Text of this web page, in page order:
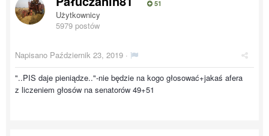
51
Użytkownicy
5979 postów
Napisano Październik 23, 2019 ·
"..PIS daje pieniądze.."-nie będzie na kogo głosować+jakaś afera
z liczeniem głosów na senatorów 49+51